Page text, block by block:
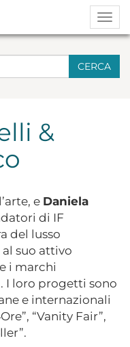
CERCA
&
e Daniela
di IF
del lusso
suo attivo
i marchi
I loro progetti sono
e internazionali
“Vanity Fair”,